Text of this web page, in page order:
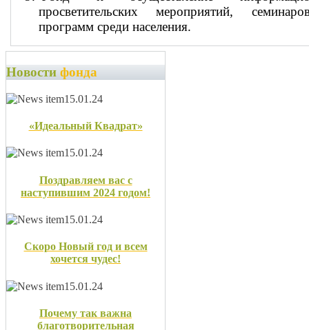
просветительских мероприятий,
программ среди населения.
Новости фонда
15.01.24
«Идеальный Квадрат»
15.01.24
Поздравляем вас с
наступившим 2024 годом!
15.01.24
Скоро Новый год и всем
хочется чудес!
15.01.24
Почему так важна
благотворительная